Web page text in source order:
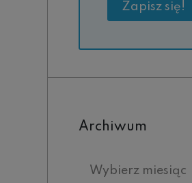
Archiwum
Archiwum
Wybierz miesiąc